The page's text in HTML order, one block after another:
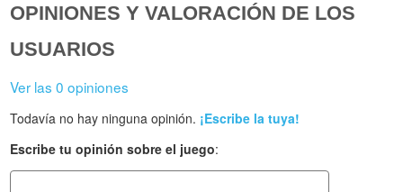
OPINIONES Y VALORACIÓN DE LOS
USUARIOS
Ver las 0 opiniones
Todavía no hay ninguna opinión. ¡Escribe la tuya!
Escribe tu opinión sobre el juego: